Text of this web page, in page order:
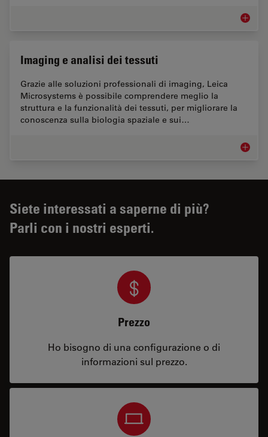
Imaging e analisi dei tessuti
Grazie alle soluzioni professionali di imaging, Leica
Microsystems è possibile comprendere meglio la
struttura e la funzionalità dei tessuti, per migliorare la
conoscenza sulla biologia spaziale e sui…
Siete interessati a saperne di più?
Parli con i nostri esperti.
Prezzo
Ho bisogno di una configurazione o di
informazioni sul prezzo.